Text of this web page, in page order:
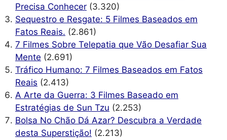
Precisa Conhecer (3.320)
Sequestro e Resgate: 5 Filmes Baseados em
Fatos Reais. (2.861)
7 Filmes Sobre Telepatia que Vão Desafiar Sua
Mente (2.691)
Tráfico Humano: 7 Filmes Baseados em Fatos
Reais (2.413)
A Arte da Guerra: 3 Filmes Baseado em
Estratégias de Sun Tzu (2.253)
Bolsa No Chão Dá Azar? Descubra a Verdade
desta Superstição! (2.213)